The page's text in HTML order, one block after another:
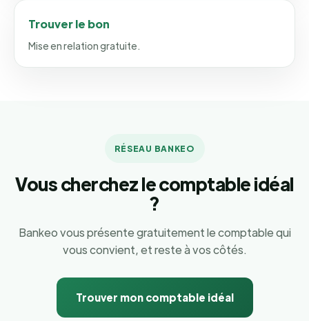
Trouver le bon
Mise en relation gratuite.
RÉSEAU BANKEO
Vous cherchez le comptable idéal
?
Bankeo vous présente gratuitement le comptable qui
vous convient, et reste à vos côtés.
Trouver mon comptable idéal